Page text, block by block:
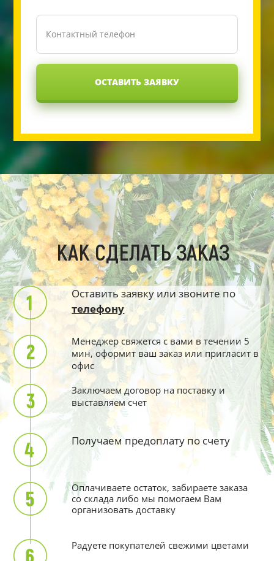
ОСТАВИТЬ ЗАЯВКУ
КАК СДЕЛАТЬ ЗАКАЗ
Оставить заявку или звоните по
телефону
Менеджер свяжется с вами в течении 5
мин, оформит ваш заказ или пригласит в
офис
Заключаем договор на поставку и
выставляем счет
Получаем предоплату по счету
Оплачиваете остаток, забираете заказа
со склада либо мы помогаем Вам
организовать доставку
Радуете покупателей свежими цветами